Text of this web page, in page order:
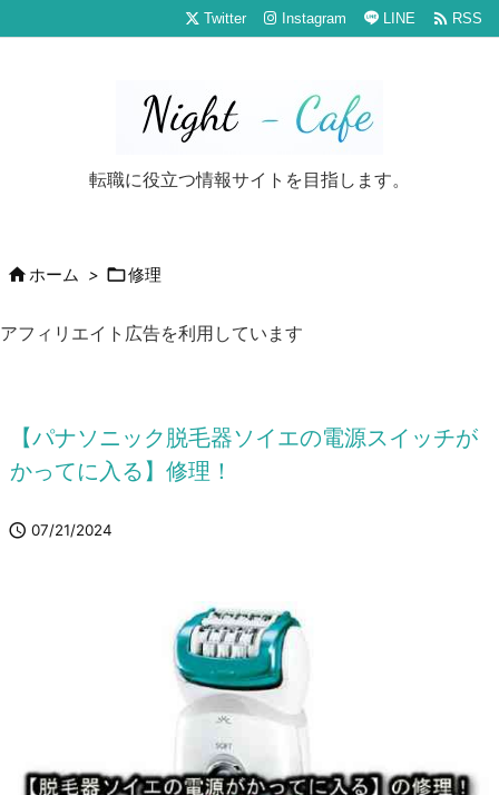
Twitter Instagram LINE  RSS
転職に役立つ情報サイトを目指します。
ホーム > 修理
アフィリエイト広告を利用しています
【パナソニック脱毛器ソイエの電源スイッチが
かってに入る】修理！
 07/21/2024